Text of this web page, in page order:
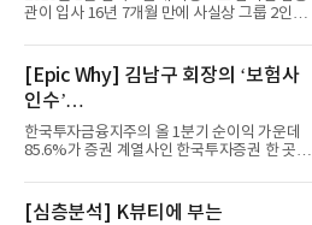
계 ‘초읽기’
관이 입사 16년 7개월 만에 사실상 그룹 2인자
[Epic Why] 김남구 회장의 ‘보험사
인수’
발걸음이 신중해진 배경은?
한국투자금융지주의 올 1분기 순이익 가운데
85.6%가 증권 계열사인 한국투자증권 한 곳에
[심층분석] K뷰티에 부는